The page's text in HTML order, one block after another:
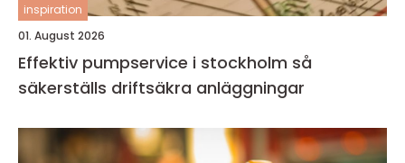
inspiration
01. August 2026
Effektiv pumpservice i stockholm så
säkerställs driftsäkra anläggningar